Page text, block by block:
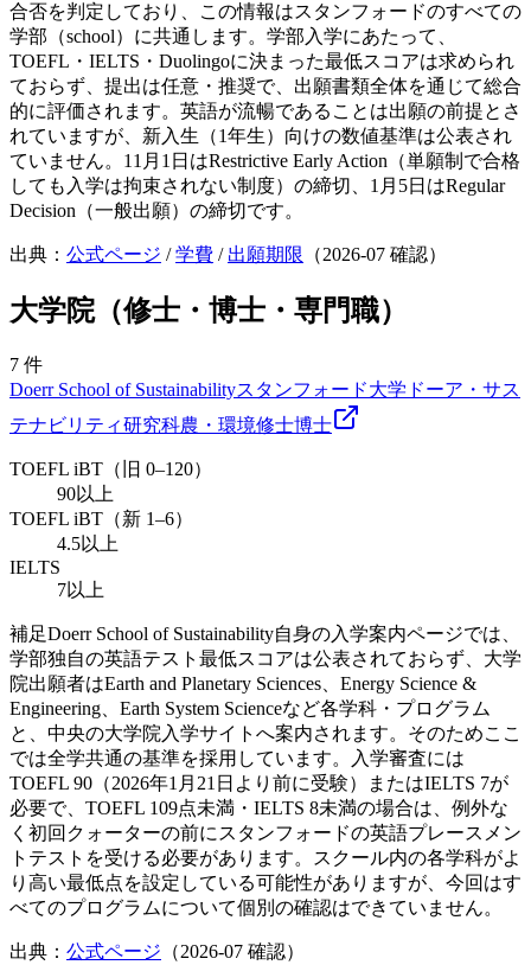
合否を判定しており、この情報はスタンフォードのすべての
学部（school）に共通します。学部入学にあたって、
TOEFL・IELTS・Duolingoに決まった最低スコアは求められ
ておらず、提出は任意・推奨で、出願書類全体を通じて総合
的に評価されます。英語が流暢であることは出願の前提とさ
れていますが、新入生（1年生）向けの数値基準は公表され
ていません。11月1日はRestrictive Early Action（単願制で合格
しても入学は拘束されない制度）の締切、1月5日はRegular
Decision（一般出願）の締切です。
出典： 公式ページ /学費 / 出願期限 （2026-07 確認）
大学院（修士・博士・専門職）
7 件
Doerr School of Sustainabilityスタンフォード大学ドーア・サス
テナビリティ研究科農・環境修士博士
TOEFL iBT（旧 0–120）
90以上
TOEFL iBT（新 1–6）
4.5以上
IELTS
7以上
補足Doerr School of Sustainability自身の入学案内ページでは、
学部独自の英語テスト最低スコアは公表されておらず、大学
院出願者はEarth and Planetary Sciences、Energy Science &
Engineering、Earth System Scienceなど各学科・プログラム
と、中央の大学院入学サイトへ案内されます。そのためここ
では全学共通の基準を採用しています。入学審査には
TOEFL 90（2026年1月21日より前に受験）またはIELTS 7が
必要で、TOEFL 109点未満・IELTS 8未満の場合は、例外な
く初回クォーターの前にスタンフォードの英語プレースメン
トテストを受ける必要があります。スクール内の各学科がよ
り高い最低点を設定している可能性がありますが、今回はす
べてのプログラムについて個別の確認はできていません。
出典： 公式ページ （2026-07 確認）